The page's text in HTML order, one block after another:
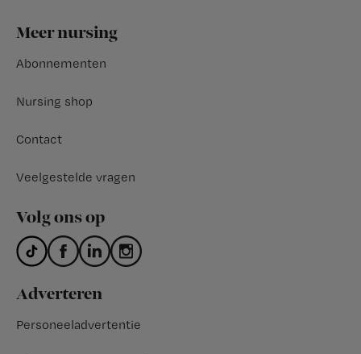
Footer
Meer nursing
Abonnementen
Nursing shop
Contact
Veelgestelde vragen
Volg ons op
Adverteren
Personeeladvertentie